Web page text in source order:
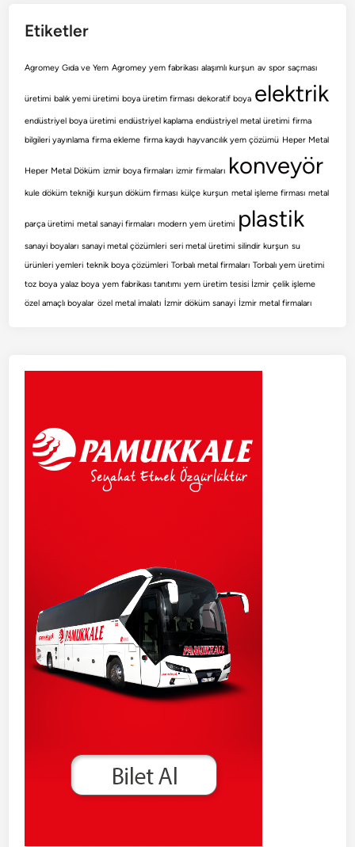
Etiketler
Agromey Gıda ve Yem Agromey yem fabrikası alaşımlı kurşun av spor saçması
üretimi balık yemi üretimi boya üretim firması dekoratif boya elektrik
endüstriyel boya üretimi endüstriyel kaplama endüstriyel metal üretimi firma
bilgileri yayınlama firma ekleme firma kaydı hayvancılık yem çözümü Heper Metal
Heper Metal Döküm izmir boya firmaları izmir firmaları konveyör
kule döküm tekniği kurşun döküm firması külçe kurşun metal işleme firması metal
parça üretimi metal sanayi firmaları modern yem üretimi plastik
sanayi boyaları sanayi metal çözümleri seri metal üretimi silindir kurşun su
ürünleri yemleri teknik boya çözümleri Torbalı metal firmaları Torbalı yem üretimi
toz boya yalaz boya yem fabrikası tanıtımı yem üretim tesisi İzmir çelik işleme
özel amaçlı boyalar özel metal imalatı İzmir döküm sanayi İzmir metal firmaları